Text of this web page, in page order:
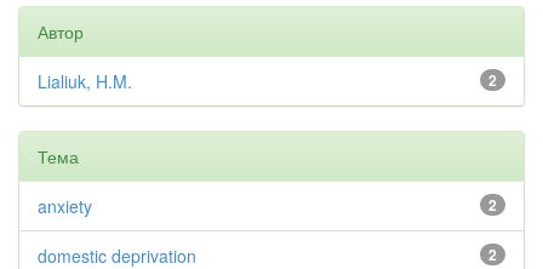
Автор
2
Lialiuk, H.M.
Тема
2
anxiety
2
domestic deprivation